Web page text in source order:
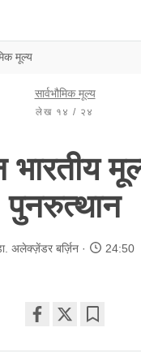
मूल्य
सार्वभौमिक मूल्य
लेख १४ / २४
भारतीय
पुनरुत्थान
अलेक्ज़ेंडर बर्ज़िन 24:50
on